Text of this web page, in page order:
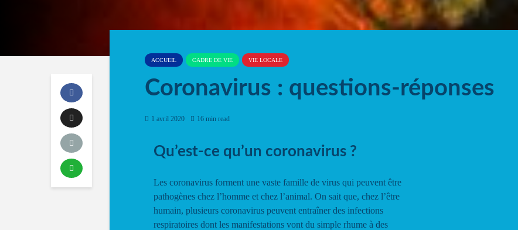
ACCUEIL CADRE DE VIE VIE LOCALE
Coronavirus : questions-réponses
1 avril 2020 16 min read
Qu’est-ce qu’un coronavirus ?
Les coronavirus forment une vaste famille de virus qui peuvent être
pathogènes chez l’homme et chez l’animal. On sait que, chez l’être
humain, plusieurs coronavirus peuvent entraîner des infections
respiratoires dont les manifestations vont du simple rhume à des